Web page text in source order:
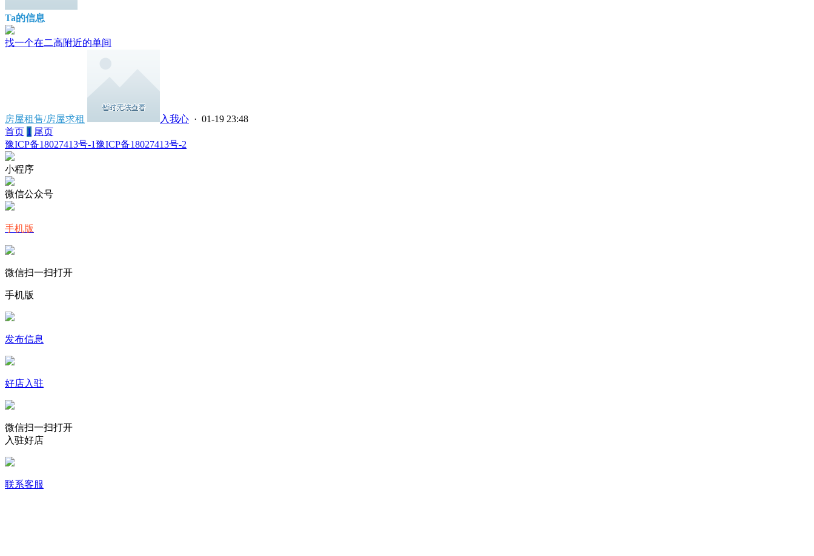
Ta的信息
找一个在二高附近的单间
房屋租售/房屋求租 入我心 · 01-19 23:48
首页 1 尾页
豫ICP备18027413号-1豫ICP备18027413号-2
小程序
微信公众号
手机版
微信扫一扫打开
手机版
发布信息
好店入驻
微信扫一扫打开
入驻好店
联系客服